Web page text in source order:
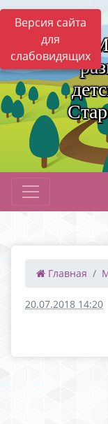
Версия сайта
для
слабовидящих
Главная
20.07.2018 14:20